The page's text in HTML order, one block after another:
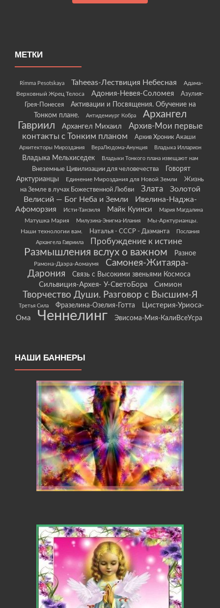
МЕТКИ
Rimma Pesotskaya Taheeas-Лествиция Небесная
Адама-
Верховный Жрец Телоса
Адония-Невея-Соломея
Азулия-
Грея-Понесея
Активации и Посвящения. Обучение на
Тонком плане.
Антидемиург Кобра
Архангел
Гавриил
Архангел Михаил
Архив-Мои первые
контакты с Тонким планом
Архив Хроник Акаши
Архитекторы Мироздания ВераЛюдома-Анунция Владыка Илларион
Владыка Мельхиседек Владыки Тонкого плана извещают нам
Внеземные Цивилизации для человечества
Говорят
Арктурианцы
Единение Мироздания для Новой Земли
Жизнь
на Земле в лучах Божественной Любви
Злата
Золотой
Велисий — Бог Неба и Земли
Ивелина-Наджа-
Афоморзия
Исти-Танзиля Майк Куинси Мария Магдалина
Матушка Мария Милузина-Энигма-Илания
Мы-Арктурианцы.
Наши технологии вам.
Наталья - СССР - Даэманта
Послания
Архангела Гавриила
Пробуждение к истине
Размышления вслух о важном Разное
Рамона-Даэра-Аомаумя
Самонея-Житаяра-
Дарония
Связь с Высокими звеньями Космоса
Сильвиция-Архея- У-СветоБора Симион
Творчество Души. Разговор с Высшим-Я
Третья Сила Фразелина-Озелия-Готта
Цистерия-Уриоса-
Ома
Ченнелинг Эвисома-Мия-КалиВсеУсра
НАШИ БАННЕРЫ